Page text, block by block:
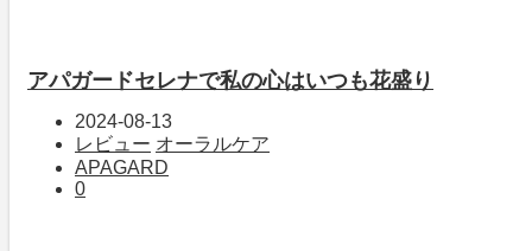
アパガードセレナで私の心はいつも花盛り
2024-08-13
レビュー オーラルケア
APAGARD
0